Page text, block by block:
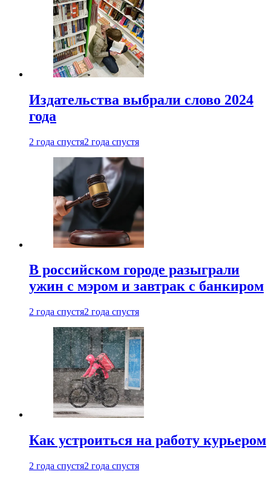
Издательства выбрали слово 2024
года
2 года спустя2 года спустя
В российском городе разыграли
ужин с мэром и завтрак с банкиром
2 года спустя2 года спустя
Как устроиться на работу курьером
2 года спустя2 года спустя